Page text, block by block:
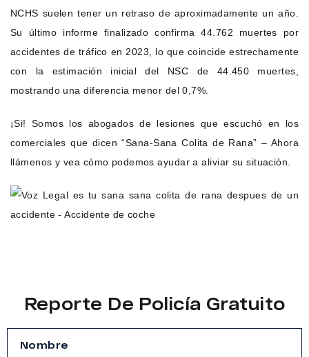
NCHS suelen tener un retraso de aproximadamente un año.
Su último informe finalizado confirma 44.762 muertes por
accidentes de tráfico en 2023, lo que coincide estrechamente
con la estimación inicial del NSC de 44.450 muertes,
mostrando una diferencia menor del 0,7%.
¡Si! Somos los abogados de lesiones que escuchó en los
comerciales que dicen “Sana-Sana Colita de Rana” – Ahora
llámenos y vea cómo podemos ayudar a aliviar su situación.
Reporte De Policía Gratuito